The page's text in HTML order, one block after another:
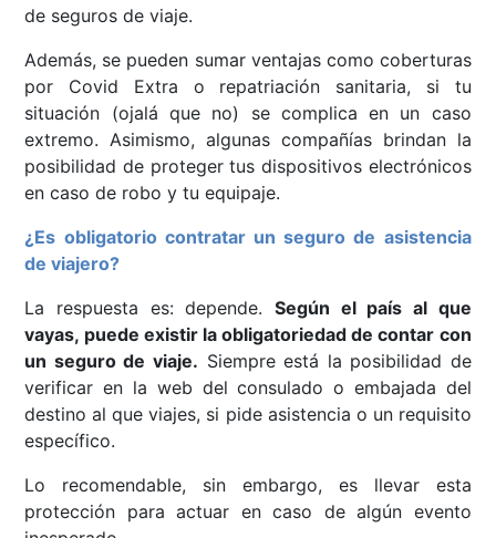
de seguros de viaje.
Además, se pueden sumar ventajas como coberturas
por Covid Extra o repatriación sanitaria, si tu
situación (ojalá que no) se complica en un caso
extremo. Asimismo, algunas compañías brindan la
posibilidad de proteger tus dispositivos electrónicos
en caso de robo y tu equipaje.
¿Es obligatorio contratar un seguro de asistencia
de viajero?
La respuesta es: depende. Según el país al que
vayas, puede existir la obligatoriedad de contar con
un seguro de viaje. Siempre está la posibilidad de
verificar en la web del consulado o embajada del
destino al que viajes, si pide asistencia o un requisito
específico.
Lo recomendable, sin embargo, es llevar esta
protección para actuar en caso de algún evento